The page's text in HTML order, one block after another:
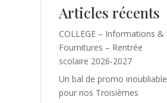
Articles récents
COLLEGE – Informations &
Fournitures – Rentrée
scolaire 2026-2027
Un bal de promo inoubliable
pour nos Troisièmes